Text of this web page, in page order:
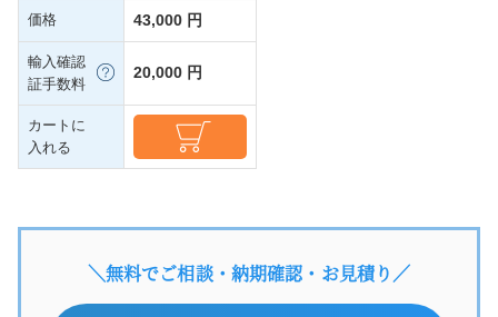
価格 43,000 円
輸入確認
証手数料
20,000 円
カートに
入れる
＼無料でご相談・納期確認・お見積り／